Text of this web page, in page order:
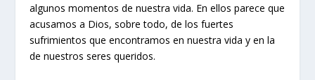
algunos momentos de nuestra vida. En ellos parece que
acusamos a Dios, sobre todo, de los fuertes
sufrimientos que encontramos en nuestra vida y en la
de nuestros seres queridos.